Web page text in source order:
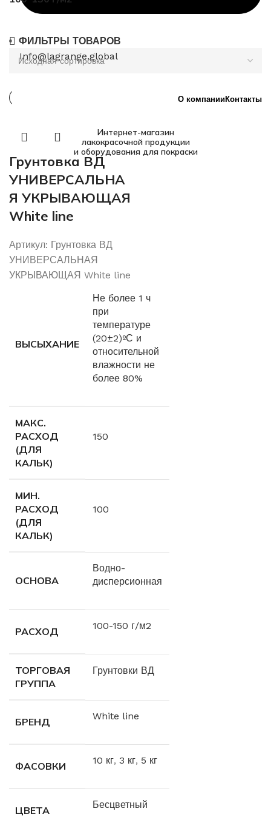
Info@lagrange.global
О компанииКонтакты
Интернет-магазин
лакокрасочной продукции
и оборудования для покраски
ФИЛЬТРЫ ТОВАРОВ
Грунтовка ВД
УНИВЕРСАЛЬНА
Я УКРЫВАЮЩАЯ
White line
Артикул: Грунтовка ВД
УНИВЕРСАЛЬНАЯ
УКРЫВАЮЩАЯ White line
ВЫСЫХАНИЕ
Не более 1 ч
при
температуре
(20±2)ºС и
относительной
влажности не
более 80%
МАКС.
РАСХОД
(ДЛЯ
КАЛЬК)
150
МИН.
РАСХОД
(ДЛЯ
КАЛЬК)
100
ОСНОВА
Водно-
дисперсионная
РАСХОД 100-150 г/м2
ТОРГОВАЯ
ГРУППА
Грунтовки ВД
БРЕНД White line
ФАСОВКИ 10 кг, 3 кг, 5 кг
ЦВЕТА Бесцветный